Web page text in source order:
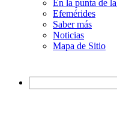
En la punta de
Efemérides
Saber más
Noticias
Mapa de Sitio